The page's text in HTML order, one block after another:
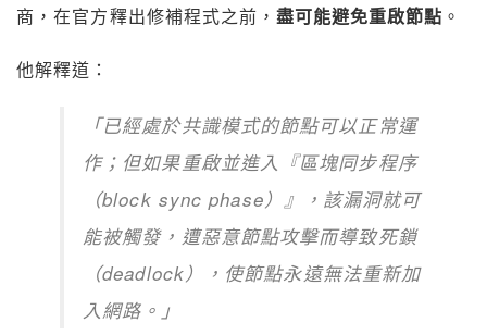
商，在官方釋出修補程式之前，盡可能避免重啟節點 。
他解釋道：
「已經處於共識模式的節點可以正常運
作；但如果重啟並進入『區塊同步程序
（block sync phase）』，該漏洞就可
能被觸發，遭惡意節點攻擊而導致死鎖
（deadlock），使節點永遠無法重新加
入網路。」